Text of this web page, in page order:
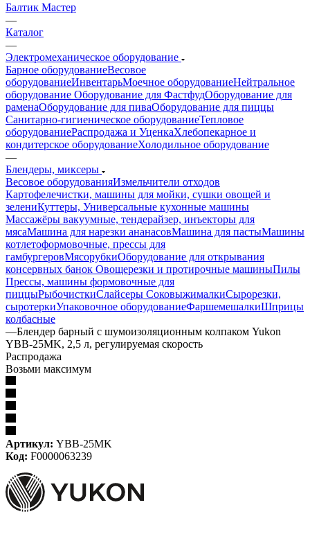
Балтик Мастер
—
Каталог
—
Электромеханическое оборудование
Барное оборудованиеВесовое
оборудованиеИнвентарьМоечное оборудованиеНейтральное
оборудование Оборудование для ФастфудОборудование для
раменаОборудование для пиваОборудование для пиццы
Санитарно-гигиеническое оборудованиеТепловое
оборудованиеРаспродажа и УценкаХлебопекарное и
кондитерское оборудованиеХолодильное оборудование
—
Блендеры, миксеры
Весовое оборудованияИзмельчители отходов
Картофелечистки, машины для мойки, сушки овощей и
зелениКуттеры, Универсальные кухонные машины
Массажёры вакуумные, тендерайзер, инъекторы для
мясаМашина для нарезки ананасовМашина для пастыМашины
котлетоформовочные, прессы для
гамбургеровМясорубкиОборудование для открывания
консервных банок Овощерезки и протирочные машиныПилы
Прессы, машины формовочные для
пиццыРыбочисткиСлайсеры СоковыжималкиСырорезки,
сыротеркиУпаковочное оборудованиеФаршемешалкиШприцы
колбасные
—Блендер барный с шумоизоляционным колпаком Yukon
YBB-25MK, 2,5 л, регулируемая скорость
Распродажа
Возьми максимум
Артикул: YBB-25MK
Код: F0000063239